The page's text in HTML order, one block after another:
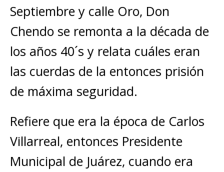
Septiembre y calle Oro, Don
Chendo se remonta a la década de
los años 40´s y relata cuáles eran
las cuerdas de la entonces prisión
de máxima seguridad.
Refiere que era la época de Carlos
Villarreal, entonces Presidente
Municipal de Juárez, cuando era